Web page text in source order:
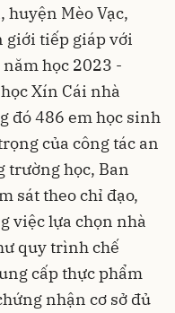
huyện Mèo Vạc,
giới tiếp giáp với
học 2023 -
Xín Cái nhà
đó 486 em học sinh
của công tác an
trường học, Ban
sát theo chỉ đạo,
việc lựa chọn nhà
quy trình chế
cấp thực phẩm
nhận cơ sở đủ